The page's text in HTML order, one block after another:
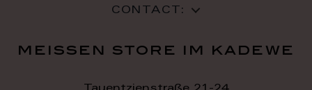
CONTACT:
meissen store im kadewe